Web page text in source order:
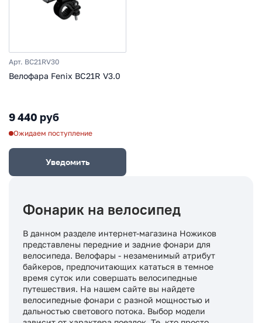
Арт. BC21RV30
Велофара Fenix BC21R V3.0
9 440 руб
Ожидаем поступление
Уведомить
Фонарик на велосипед
В данном разделе интернет-магазина Ножиков
представлены передние и задние фонари для
велосипеда. Велофары - незаменимый атрибут
байкеров, предпочитающих кататься в темное
время суток или совершать велосипедные
путешествия. На нашем сайте вы найдете
велосипедные фонари с разной мощностью и
дальностью светового потока. Выбор модели